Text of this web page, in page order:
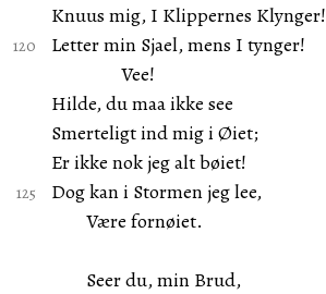
Knuus mig, I Klippernes Klynger!
Letter min Sjael, mens I tynger!
Vee!
Hilde, du maa ikke see
Smerteligt ind mig i Øiet;
Er ikke nok jeg alt bøiet!
Dog kan i Stormen jeg lee,
Være fornøiet.
Seer du, min Brud,